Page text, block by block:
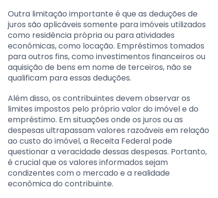
Outra limitação importante é que as deduções de
juros são aplicáveis somente para imóveis utilizados
como residência própria ou para atividades
econômicas, como locação. Empréstimos tomados
para outros fins, como investimentos financeiros ou
aquisição de bens em nome de terceiros, não se
qualificam para essas deduções.
Além disso, os contribuintes devem observar os
limites impostos pelo próprio valor do imóvel e do
empréstimo. Em situações onde os juros ou as
despesas ultrapassam valores razoáveis em relação
ao custo do imóvel, a Receita Federal pode
questionar a veracidade dessas despesas. Portanto,
é crucial que os valores informados sejam
condizentes com o mercado e a realidade
econômica do contribuinte.